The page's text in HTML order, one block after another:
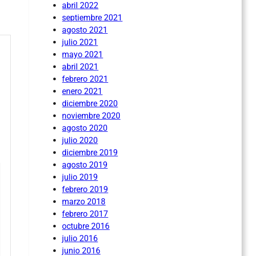
abril 2022
septiembre 2021
agosto 2021
julio 2021
mayo 2021
abril 2021
febrero 2021
enero 2021
diciembre 2020
noviembre 2020
agosto 2020
julio 2020
diciembre 2019
agosto 2019
julio 2019
febrero 2019
marzo 2018
febrero 2017
octubre 2016
julio 2016
junio 2016